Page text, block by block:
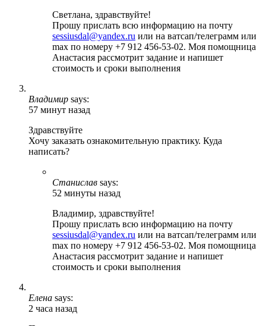
Светлана, здравствуйте!
Прошу прислать всю информацию на почту
sessiusdal@yandex.ru или на ватсап/телеграмм или
max по номеру +7 912 456-53-02. Моя помощница
Анастасия рассмотрит задание и напишет
стоимость и сроки выполнения
Владимир says:
57 минут назад
Здравствуйте
Хочу заказать ознакомительную практику. Куда
написать?
Станислав says:
52 минуты назад
Владимир, здравствуйте!
Прошу прислать всю информацию на почту
sessiusdal@yandex.ru или на ватсап/телеграмм или
max по номеру +7 912 456-53-02. Моя помощница
Анастасия рассмотрит задание и напишет
стоимость и сроки выполнения
Елена says:
2 часа назад